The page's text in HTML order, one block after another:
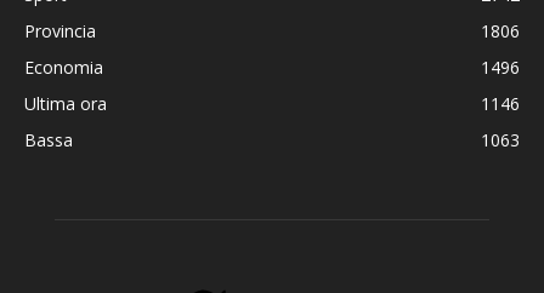
Provincia
1806
Economia
1496
Ultima ora
1146
Bassa
1063